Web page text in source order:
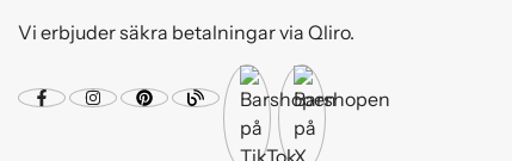
Vi erbjuder säkra betalningar via Qliro.